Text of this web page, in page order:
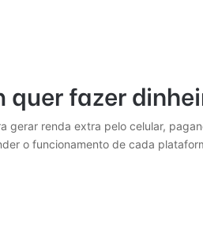
fazer
renda extra pelo celular,
o funcionamento de cada